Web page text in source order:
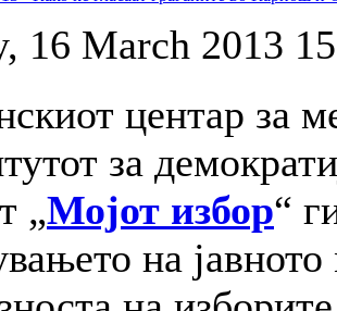
16 March 2013
центар за
за
„Мојот избор“
на